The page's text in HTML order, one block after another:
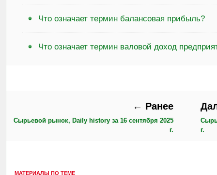
Что означает термин балансовая прибыль?
Что означает термин валовой доход
← Ранее
Сырьевой рынок, Daily history за 16 сентября 2025
г.
г.
МАТЕРИАЛЫ ПО ТЕМЕ